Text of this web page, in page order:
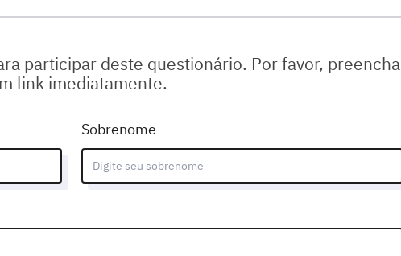
participar deste questionário. Por favor, preencha
link imediatamente.
Sobrenome